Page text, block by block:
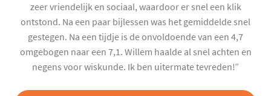
zeer vriendelijk en sociaal, waardoor er snel een klik
ontstond. Na een paar bijlessen was het gemiddelde snel
gestegen. Na een tijdje is de onvoldoende van een 4,7
omgebogen naar een 7,1. Willem haalde al snel achten en
negens voor wiskunde. Ik ben uitermate tevreden!”